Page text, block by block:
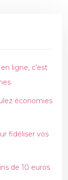
ligne, c’est
économies
fidéliser vos
de 10 euros